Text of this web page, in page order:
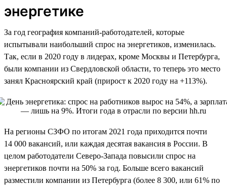
энергетике
За год география компаний-работодателей, которые
испытывали наибольший спрос на энергетиков, изменилась.
Так, если в 2020 году в лидерах, кроме Москвы и Петербурга,
были компании из Свердловской области, то теперь это место
занял Красноярский край (прирост к 2020 году на +113%).
На регионы СЗФО по итогам 2021 года приходится почти
14 000 вакансий, или каждая десятая вакансия в России. В
целом работодатели Северо-Запада повысили спрос на
энергетиков почти на 50% за год. Больше всего вакансий
разместили компании из Петербурга (более 8 300, или 61% по